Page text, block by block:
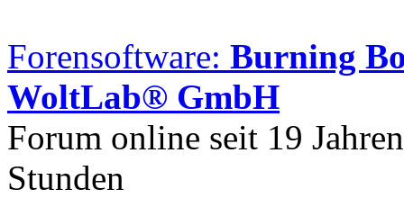
Forensoftware: Burning
WoltLab® GmbH
Forum online seit 19
Stunden